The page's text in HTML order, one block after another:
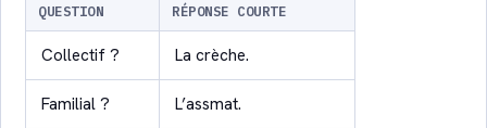
QUESTION RÉPONSE COURTE
Collectif ? La crèche.
Familial ? L’assmat.